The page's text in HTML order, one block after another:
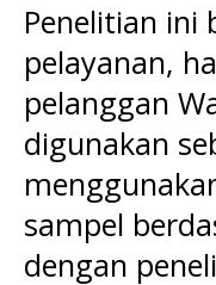
Penelitian
pelayanan,
pelanggan
digunakan
sampel
dengan